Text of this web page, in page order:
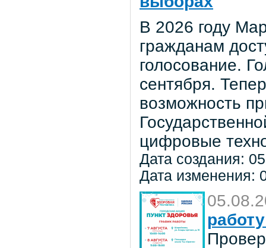
В 2026 году
гражданам
голосование.
сентября.
возможность
цифровые
Дата создания:
Дата изменения: